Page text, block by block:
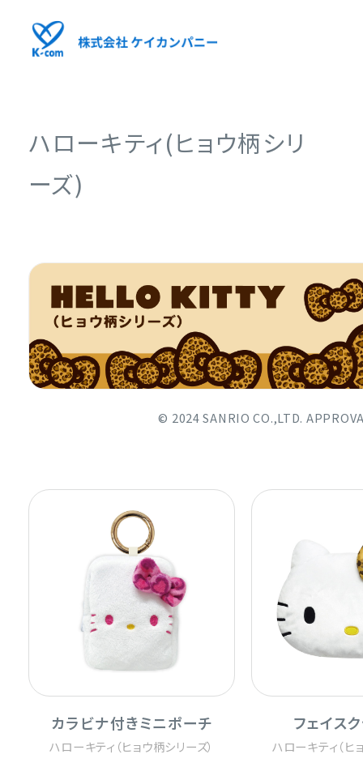
ハローキティ(ヒョウ柄シリ
ーズ)
©︎ 2024 SANRIO CO.,LTD.
カラビナ付きミニポーチ
ハローキティ（ヒョウ柄シリーズ）
フェイス
ハローキティ（ヒ